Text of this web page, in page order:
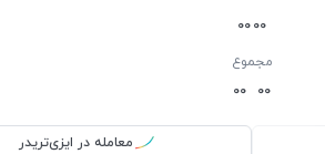
0
0
0
0
مجموع
0
0
0
0
معامله در ایزی‌تریدر